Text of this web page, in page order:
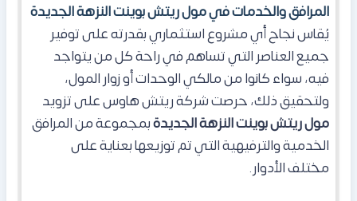
المرافق والخدمات في مول ريتش بوينت النزهة الجديدة
يُقاس نجاح أي مشروع استثماري بقدرته على توفير
جميع العناصر التي تساهم في راحة كل من يتواجد
فيه، سواء كانوا من مالكي الوحدات أو زوار المول،
ولتحقيق ذلك، حرصت شركة ريتش هاوس على تزويد
مول ريتش بوينت النزهة الجديدةبمجموعة من المرافق
الخدمية والترفيهية التي تم توزيعها بعناية على
مختلف الأدوار.